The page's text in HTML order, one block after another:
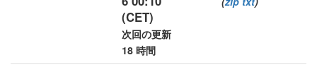
(CET)
次回の更新
18 時間